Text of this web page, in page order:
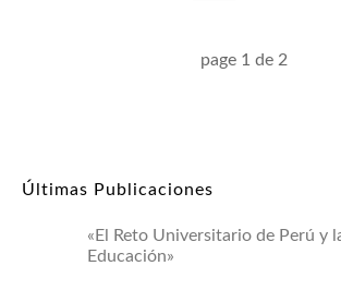
page 1 de 2
Últimas Publicaciones
«El Reto Universitario de Perú y
Educación»